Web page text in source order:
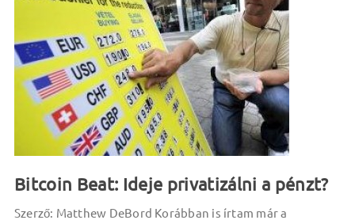
Bitcoin Beat: Ideje privatizálni a pénzt?
Szerző: Matthew DeBord Korábban is írtam már a